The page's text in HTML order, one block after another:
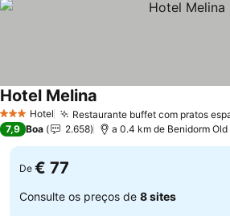
3 EstrelasHotel Restaurante buffet com pratos
Hotel Melina
7,9 Boa 2.658 a 0.4 km de Benidorm Old
De € 77
Consulte os preços de 8 sites